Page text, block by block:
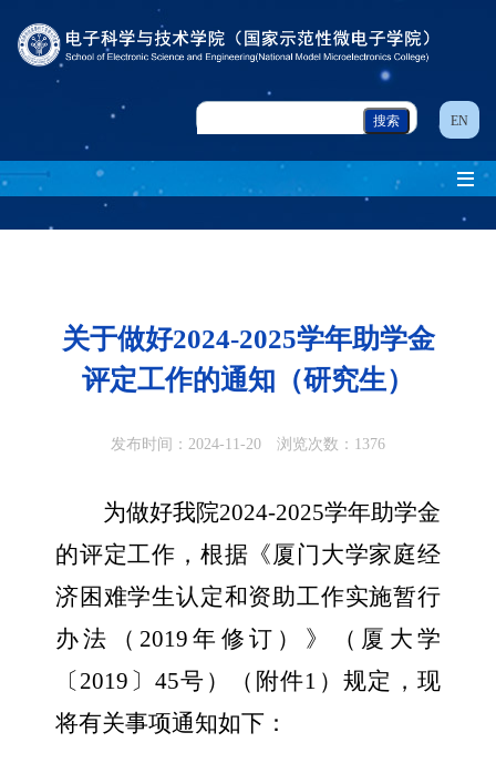
EN
关于做好2024-2025学年助学金
评定工作的通知（研究生）
发布时间：2024-11-20 浏览次数： 1376
为做好我院2024-2025学年助学金
的评定工作，根据《厦门大学家庭经
济困难学生认定和资助工作实施暂行
办法（ 2019 年修订）》（厦大学
〔 2019 〕45号）（附件1 ）规定，现
将有关事项通知如下：